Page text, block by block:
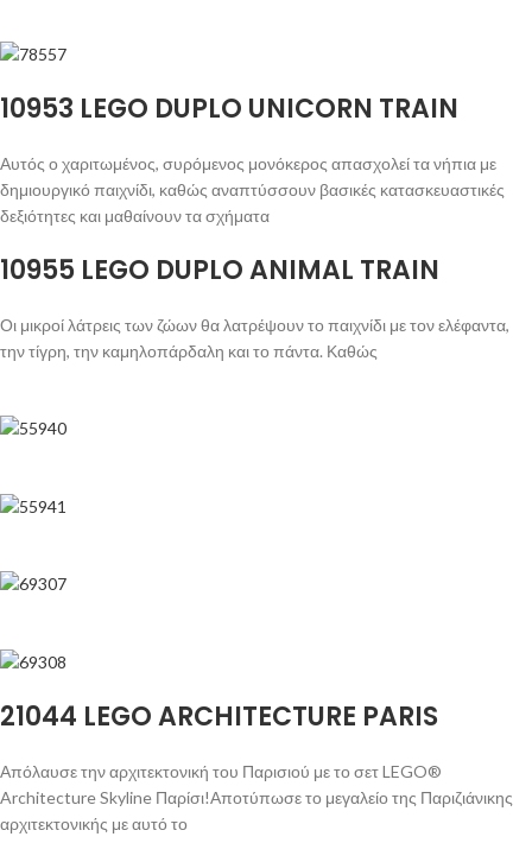
10953 LEGO DUPLO UNICORN TRAIN
Αυτός ο χαριτωμένος, συρόμενος μονόκερος απασχολεί τα νήπια με
δημιουργικό παιχνίδι, καθώς αναπτύσσουν βασικές κατασκευαστικές
δεξιότητες και μαθαίνουν τα σχήματα
10955 LEGO DUPLO ANIMAL TRAIN
Οι μικροί λάτρεις των ζώων θα λατρέψουν το παιχνίδι με τον ελέφαντα,
την τίγρη, την καμηλοπάρδαλη και το πάντα. Καθώς
21044 LEGO ARCHITECTURE PARIS
Απόλαυσε την αρχιτεκτονική του Παρισιού με το σετ LEGO®
Architecture Skyline Παρίσι!Αποτύπωσε το μεγαλείο της Παριζιάνικης
αρχιτεκτονικής με αυτό το